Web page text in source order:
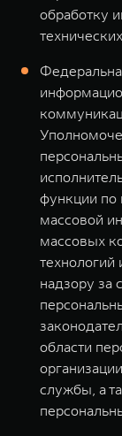
обработку
функции по
массовой
массовых
технологий
надзору за
области
службы, а